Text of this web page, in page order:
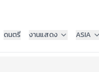
ดนตรี งานแสดง ASIA